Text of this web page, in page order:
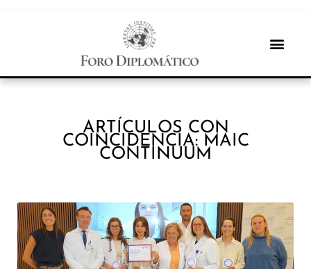
ARTÍCULOS CON
COINCIDENCIA: MAIC
CONTINUUM